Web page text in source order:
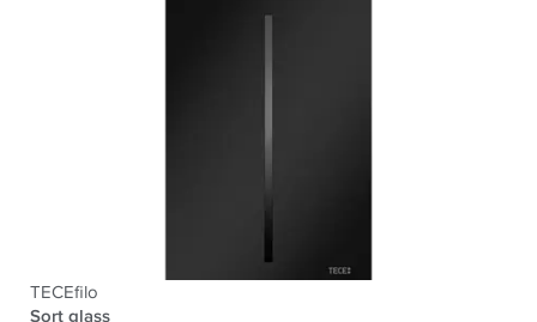
TECEfilo
Sort glass